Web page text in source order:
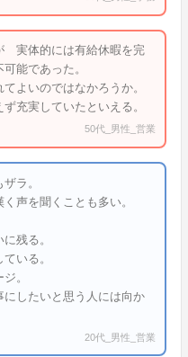
実体的には有給休暇を完
能であった。
よいのではなかろうか。
充実していたといえる。
50代_男性_営業
ラ。
声を聞くことも多い。
残る。
いる。
。
したいと思う人には向か
20代_男性_営業